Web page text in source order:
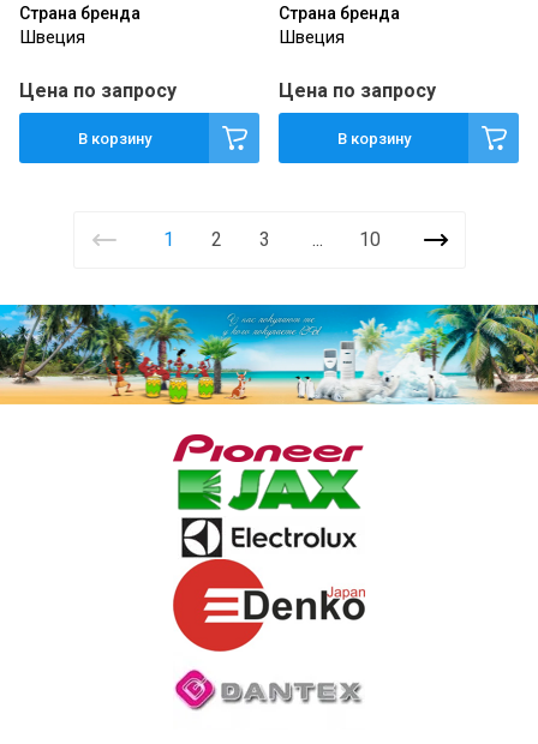
Страна бренда
Швеция
Цена по запросу
В корзину
Страна бренда
Швеция
Цена по запросу
В корзину
1 2 3 ... 10